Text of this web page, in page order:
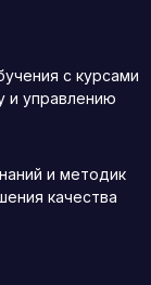
с курсами
и управлению
и методик
качества